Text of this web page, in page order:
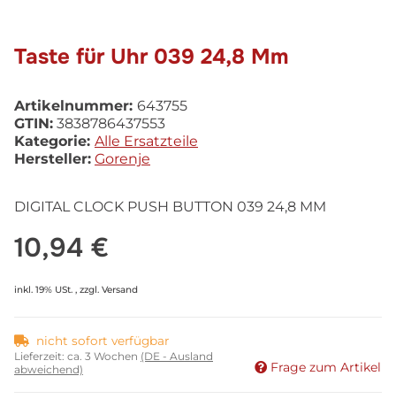
Taste für Uhr 039 24,8 Mm
Artikelnummer: 643755
GTIN: 3838786437553
Kategorie: Alle Ersatzteile
Hersteller: Gorenje
DIGITAL CLOCK PUSH BUTTON 039 24,8 MM
10,94 €
inkl. 19% USt. , zzgl. Versand
nicht sofort verfügbar
Lieferzeit: ca. 3 Wochen (DE - Ausland
abweichend)
Frage zum Artikel